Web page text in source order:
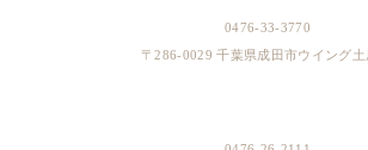
0476-33-3770
〒286-0029 千葉県成田市ウイング